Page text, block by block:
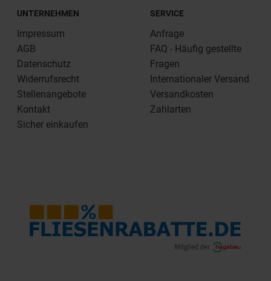
UNTERNEHMEN
Impressum
AGB
Datenschutz
Widerrufsrecht
Stellenangebote
Kontakt
Sicher einkaufen
SERVICE
Anfrage
FAQ - Häufig gestellte
Fragen
Internationaler Versand
Versandkosten
Zahlarten